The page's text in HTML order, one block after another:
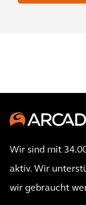
Wir sind mit
aktiv. Wir
wir gebraucht